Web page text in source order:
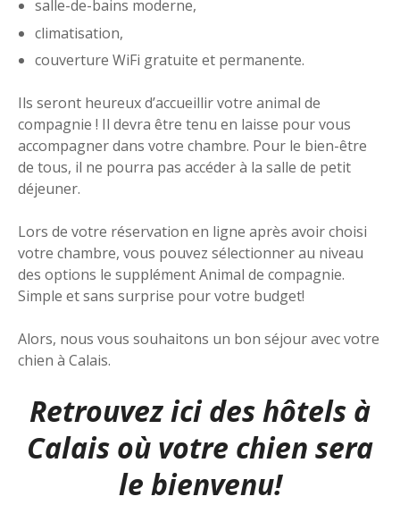
salle-de-bains moderne,
climatisation,
couverture WiFi gratuite et permanente.
Ils seront heureux d’accueillir votre animal de
compagnie ! Il devra être tenu en laisse pour vous
accompagner dans votre chambre. Pour le bien-être
de tous, il ne pourra pas accéder à la salle de petit
déjeuner.
Lors de votre réservation en ligne après avoir choisi
votre chambre, vous pouvez sélectionner au niveau
des options le supplément Animal de compagnie.
Simple et sans surprise pour votre budget!
Alors, nous vous souhaitons un bon séjour avec votre
chien à Calais.
Retrouvez ici des hôtels à
Calais où votre chien sera
le bienvenu!